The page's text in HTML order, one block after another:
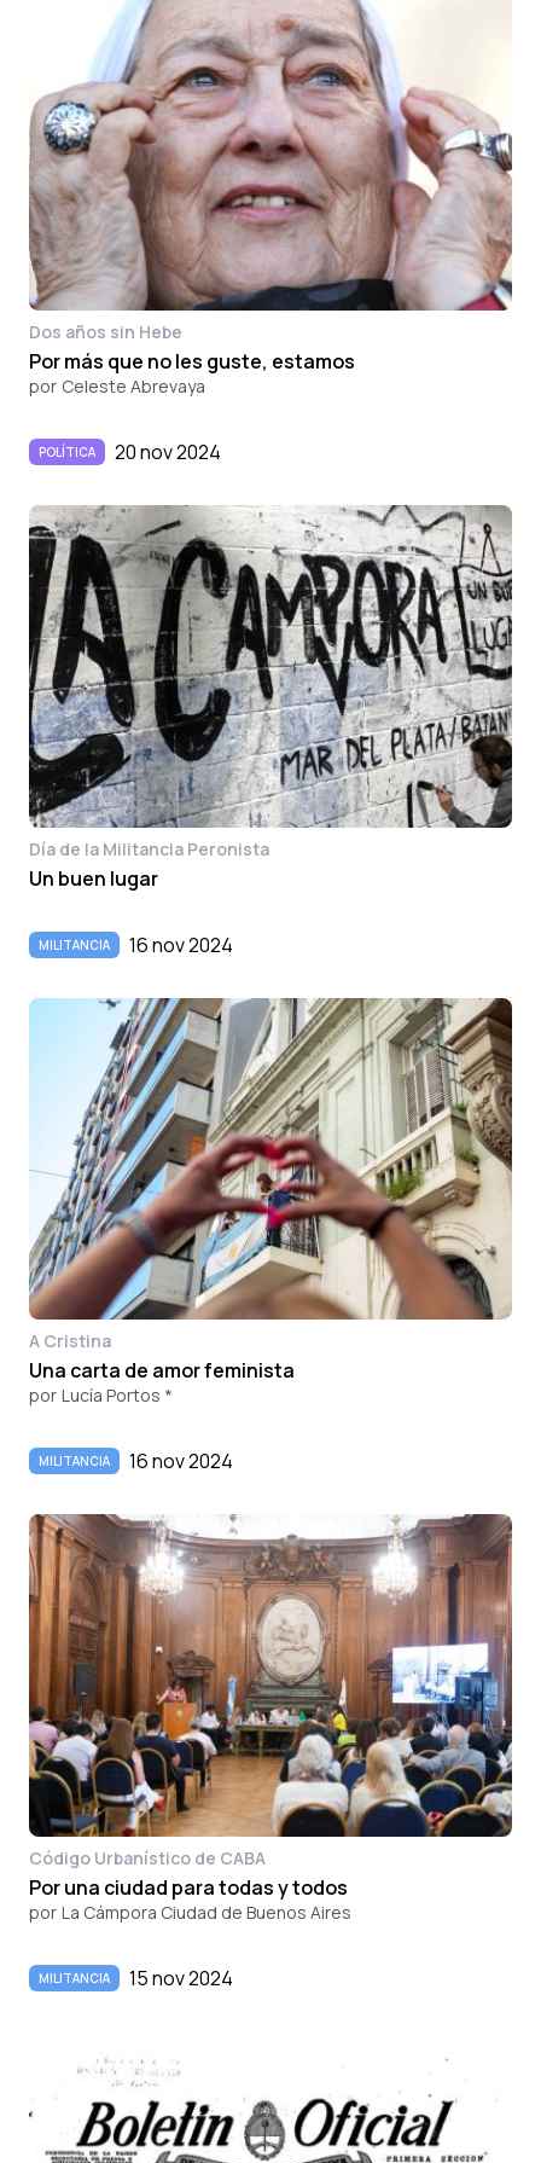
Dos años sin Hebe
Por más que no les guste, estamos
por Celeste Abrevaya
POLÍTICA 20 nov 2024
Día de la Militancia Peronista
Un buen lugar
MILITANCIA 16 nov 2024
A Cristina
Una carta de amor feminista
por Lucía Portos *
MILITANCIA 16 nov 2024
Código Urbanístico de CABA
Por una ciudad para todas y todos
por La Cámpora Ciudad de Buenos Aires
MILITANCIA 15 nov 2024